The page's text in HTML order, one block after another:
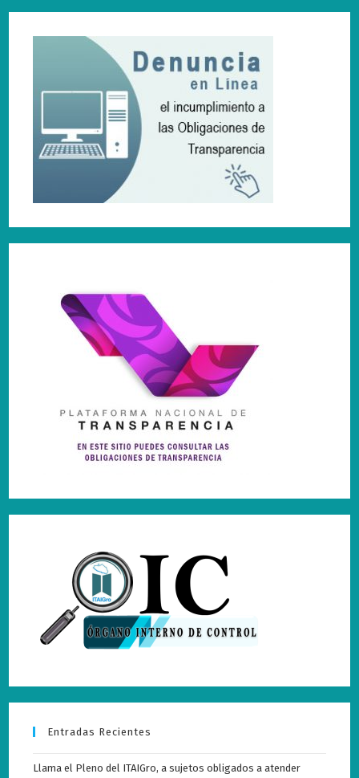
Entradas Recientes
Llama el Pleno del ITAIGro, a sujetos obligados a atender